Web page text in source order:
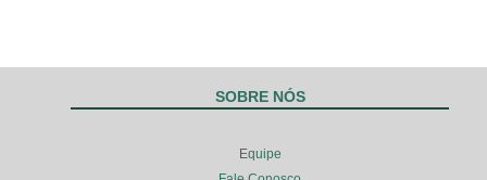
SOBRE NÓS
Equipe